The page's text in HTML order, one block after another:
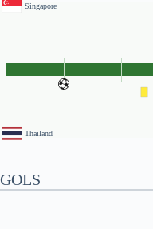
Singapore
Thailand
GOLS